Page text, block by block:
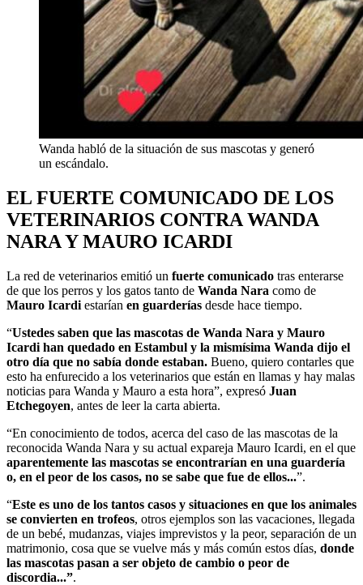
Wanda habló de la situación de sus mascotas y generó
un escándalo.
EL FUERTE COMUNICADO DE LOS
VETERINARIOS CONTRA WANDA
NARA Y MAURO ICARDI
La red de veterinarios emitió un fuerte comunicado tras enterarse
de que los perros y los gatos tanto de Wanda Nara como de
Mauro Icardi estarían en guarderías desde hace tiempo.
“Ustedes saben que las mascotas de Wanda Nara y Mauro
Icardi han quedado en Estambul y la mismísima Wanda dijo el
otro día que no sabía donde estaban. Bueno, quiero contarles que
esto ha enfurecido a los veterinarios que están en llamas y hay malas
noticias para Wanda y Mauro a esta hora”, expresó Juan
Etchegoyen, antes de leer la carta abierta.
“En conocimiento de todos, acerca del caso de las mascotas de la
reconocida Wanda Nara y su actual expareja Mauro Icardi, en el que
aparentemente las mascotas se encontrarían en una guardería
o, en el peor de los casos, no se sabe que fue de ellos...”.
“Este es uno de los tantos casos y situaciones en que los animales
se convierten en trofeos, otros ejemplos son las vacaciones, llegada
de un bebé, mudanzas, viajes imprevistos y la peor, separación de un
matrimonio, cosa que se vuelve más y más común estos días, donde
las mascotas pasan a ser objeto de cambio o peor de
discordia...”.